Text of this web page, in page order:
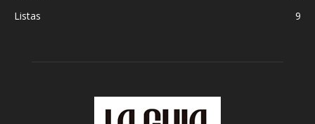
Listas
9